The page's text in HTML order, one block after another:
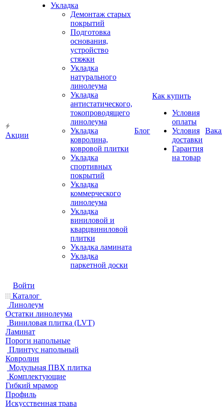
Акции
Укладка
Демонтаж старых
покрытий
Подготовка
основания,
устройство
стяжки
Укладка
натурального
линолеума
Укладка
антистатического,
токопроводящего
линолеума
Укладка
ковролина,
ковровой плитки
Укладка
спортивных
покрытий
Укладка
коммерческого
линолеума
Укладка
виниловой и
кварцвиниловой
плитки
Укладка ламината
Укладка
паркетной доски
Блог
Как купить
Условия
оплаты
Условия
доставки
Гарантия
на товар
Войти
Каталог
Линолеум
Остатки линолеума
Виниловая плитка (LVT)
Ламинат
Пороги напольные
Плинтус напольный
Ковролин
Модульная ПВХ плитка
Комплектующие
Гибкий мрамор
Профиль
Искусственная трава